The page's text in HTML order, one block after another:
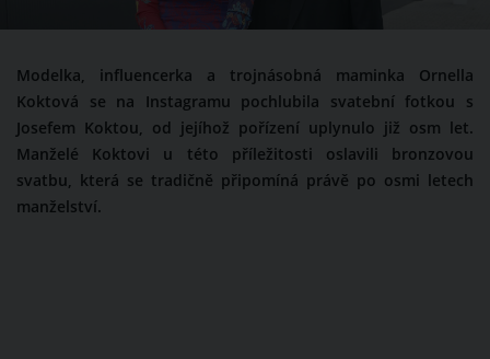
Modelka, influencerka a trojnásobná maminka Ornella
Koktová se na Instagramu pochlubila svatební fotkou s
Josefem Koktou, od jejíhož pořízení uplynulo již osm let.
Manželé Koktovi u této příležitosti oslavili bronzovou
svatbu, která se tradičně připomíná právě po osmi letech
manželství.